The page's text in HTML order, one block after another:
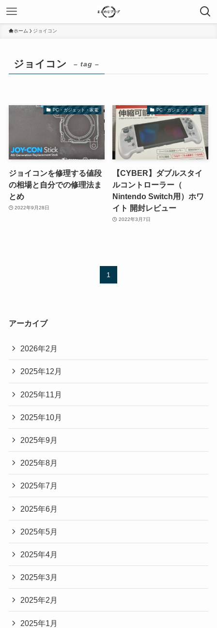
ホーム ジョイコン
ジョイコン – tag –
PC・ガジェット・家電
ジョイコンを修理する値段
の相場と自分での修理法ま
とめ
2022年9月28日
PC・ガジェット・家電
【CYBER】ダブルスタイ
ルコントローラー（
Nintendo Switch用）ホワ
イト 開封レビュー
2022年3月7日
1
アーカイブ
2026年2月
2025年12月
2025年11月
2025年10月
2025年9月
2025年8月
2025年7月
2025年6月
2025年5月
2025年4月
2025年3月
2025年2月
2025年1月